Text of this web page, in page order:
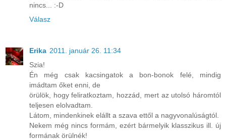
nincs... :-D
Válasz
Erika 2011. január 26. 11:34
Szia!
Én még csak kacsingatok a bon-bonok felé, mindig
imádtam őket enni, de
örülök, hogy feliratkoztam, hozzád, mert az utolsó háromtól
teljesen elolvadtam.
Látom, mindenkinek elállt a szava ettől a nagyvonalúságtól.
Nekem még nincs formám, ezért bármelyik klasszikus ill. új
formának örülnék!